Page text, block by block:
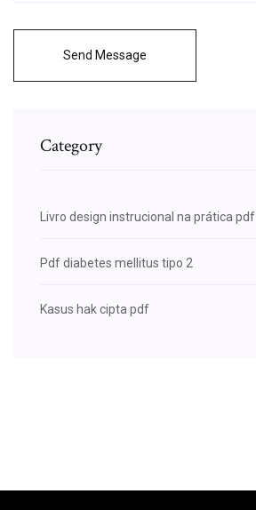
Send Message
Category
Livro design instrucional na prática pdf
Pdf diabetes mellitus tipo 2
Kasus hak cipta pdf